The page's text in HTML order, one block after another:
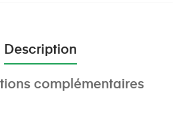
Description
complémentaires